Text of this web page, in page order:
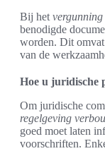
Bij het
benodigde
worden. Dit
van de
Hoe u juridische
Om juridische
regelgeving
goed moet laten
voorschriften.